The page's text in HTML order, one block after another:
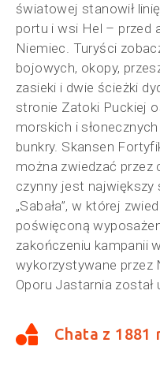
światowej stanowił
portu i wsi Hel – przed
Niemiec. Turyści
bojowych, okopy,
zasieki i dwie ścieżki
stronie Zatoki Puckiej
morskich i
bunkry. Skansen
można zwiedzać przez
czynny jest największy
„Sabała”, w której
poświęconą
zakończeniu kampanii
wykorzystywane przez
Oporu Jastarnia został
Chata z 1881